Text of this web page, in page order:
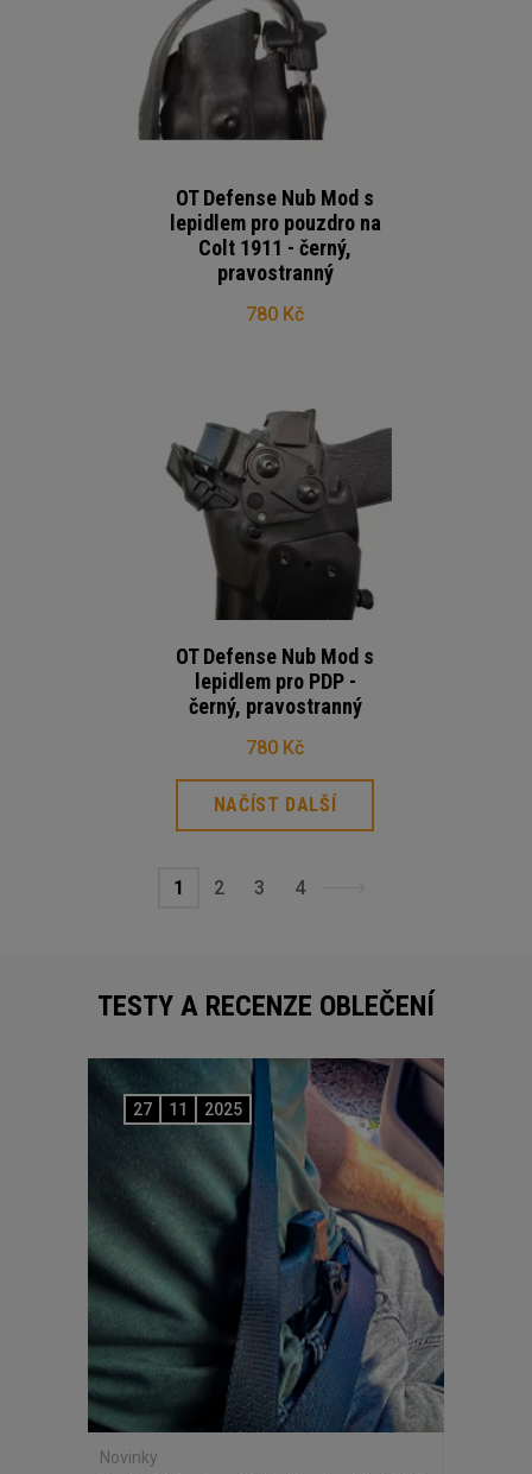
OT Defense Nub Mod s
lepidlem pro pouzdro na
Colt 1911 - černý,
pravostranný
780 Kč
OT Defense Nub Mod s
lepidlem pro PDP -
černý, pravostranný
780 Kč
NAČÍST DALŠÍ
1 2 3 4
TESTY A RECENZE OBLEČENÍ
27 11 2025
Novinky